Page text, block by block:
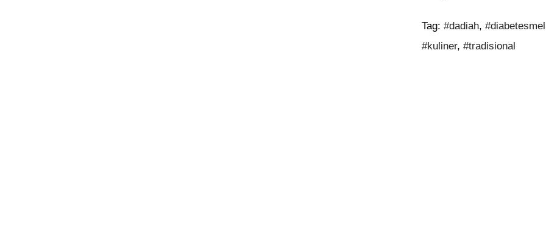
Tag: #dadiah,
#kuliner, #tradisional